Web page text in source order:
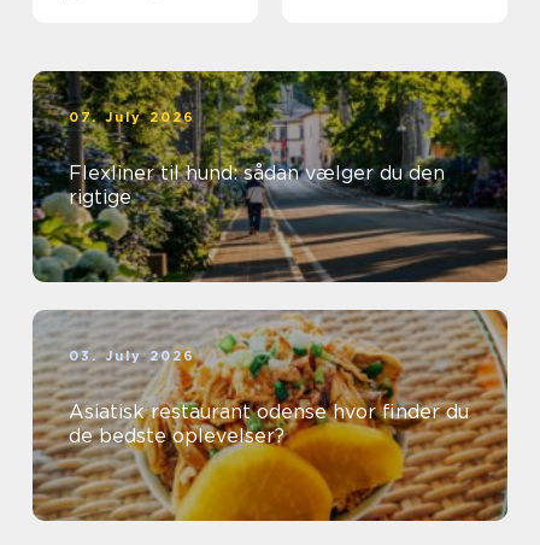
07. July 2026
Flexliner til hund: sådan vælger du den
rigtige
03. July 2026
Asiatisk restaurant odense hvor finder du
de bedste oplevelser?